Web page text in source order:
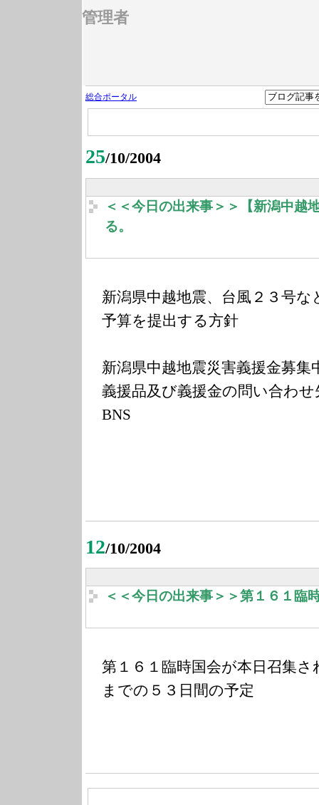
管理者
総合ポータル
25/10/2004
＜＜今日の出来事＞＞【新潟中越
る。
新潟県中越地震、台風２３号
予算を提出する方針
新潟県中越地震災害義援金募集
義援品及び義援金の問い合わ
BNS
12/10/2004
＜＜今日の出来事＞＞第１６１臨
第１６１臨時国会が本日召集
までの５３日間の予定